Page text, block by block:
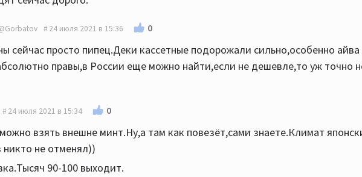
24 июля 2021 в 15:36 0
сейчас просто пипец.Деки кассетные подорожали сильно,особенно айва
правы,в России еще можно найти,если не дешевле,то уж точно
24 июля 2021 в 15:34 0
взять внешне минт.Ну,а там как повезёт,сами знаете.Климат
не отменял))
90-100 выходит.